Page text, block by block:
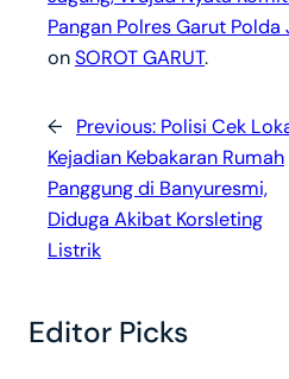
Pangan Polres Garut Polda
onSOROT GARUT.
← Previous: Polisi Cek
Kejadian Kebakaran Rumah
Panggung di Banyuresmi,
Diduga Akibat Korsleting
Listrik
Editor Picks